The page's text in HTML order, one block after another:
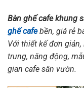
Bàn ghế cafe khung
ghế cafebền, giá rẻ
Với thiết kế đơn
trung, năng động,
gian cafe sân vườn.